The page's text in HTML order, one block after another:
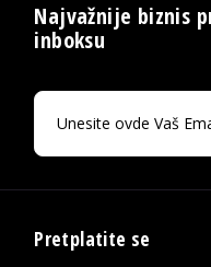
Najvažnije biznis
inboksu
Pretplatite se